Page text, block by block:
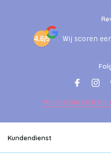
4.8/5 Wij scoren
Melden Sie sich für
Kundendienst